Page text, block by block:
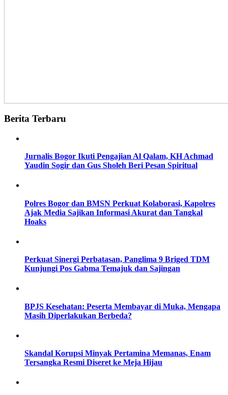
Berita Terbaru
Jurnalis Bogor Ikuti Pengajian Al Qalam, KH Achmad
Yaudin Sogir dan Gus Sholeh Beri Pesan Spiritual
Polres Bogor dan BMSN Perkuat Kolaborasi, Kapolres
Ajak Media Sajikan Informasi Akurat dan Tangkal
Hoaks
Perkuat Sinergi Perbatasan, Panglima 9 Briged TDM
Kunjungi Pos Gabma Temajuk dan Sajingan
BPJS Kesehatan: Peserta Membayar di Muka, Mengapa
Masih Diperlakukan Berbeda?
Skandal Korupsi Minyak Pertamina Memanas, Enam
Tersangka Resmi Diseret ke Meja Hijau